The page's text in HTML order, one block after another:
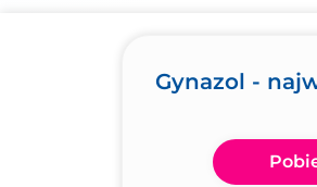
Gynazol -